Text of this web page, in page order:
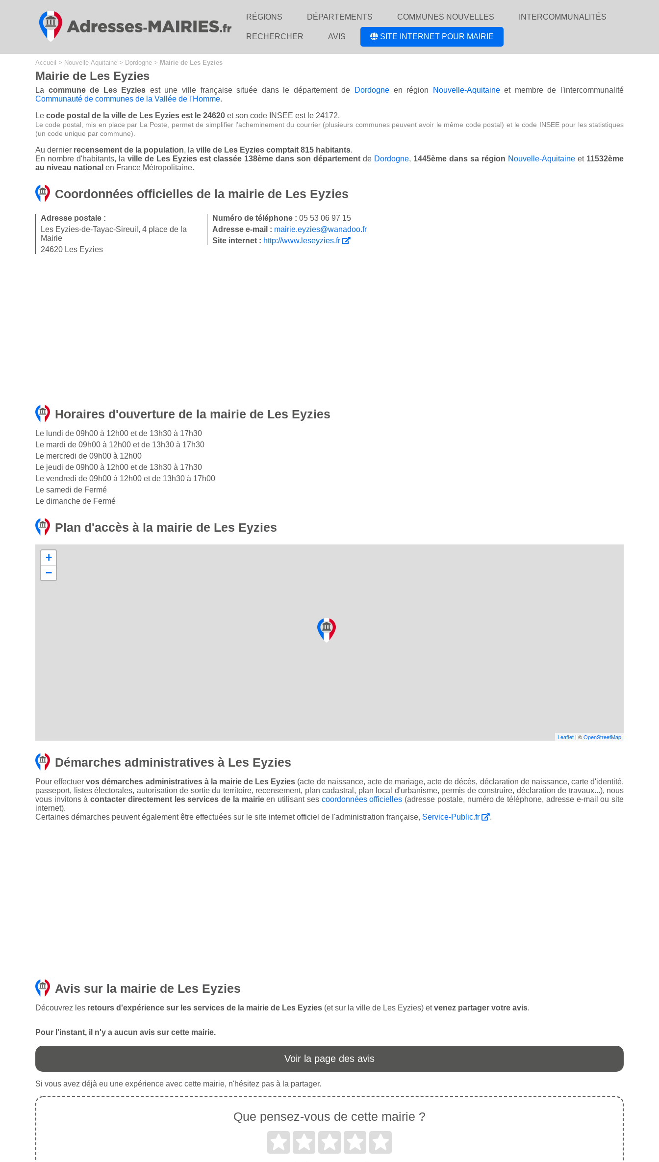
RÉGIONS DÉPARTEMENTS COMMUNES NOUVELLES INTERCOMMUNALITÉS
RECHERCHER AVIS SITE INTERNET POUR MAIRIE
Accueil > Nouvelle-Aquitaine > Dordogne > Mairie de Les Eyzies
Mairie de Les Eyzies
La commune de Les Eyzies est une ville française située dans le département de Dordogne en région Nouvelle-Aquitaineet membre de l'intercommunalité
Communauté de communes de la Vallée de l'Homme.
Le code postal de la ville de Les Eyzies est le 24620 et son code INSEE est le 24172.
Le code postal, mis en place par La Poste, permet de simplifier l'acheminement du courrier (plusieurs communes peuvent avoir le même code postal) et le code INSEE pour les statistiques
(un code unique par commune).
Au dernier recensement de la population, la ville de Les Eyzies comptait 815 habitants.
En nombre d'habitants, la ville de Les Eyzies est classée 138ème dans son département de Dordogne, 1445ème dans sa région Nouvelle-Aquitaine et 11532ème
au niveau national en France Métropolitaine.
Coordonnées officielles de la mairie de Les Eyzies
Adresse postale :
Les Eyzies-de-Tayac-Sireuil, 4 place de la
Mairie
24620 Les Eyzies
Numéro de téléphone : 05 53 06 97 15
Adresse e-mail : mairie.eyzies@wanadoo.fr
Site internet : http://www.leseyzies.fr
Horaires d'ouverture de la mairie de Les Eyzies
Le lundi de 09h00 à 12h00 et de 13h30 à 17h30
Le mardi de 09h00 à 12h00 et de 13h30 à 17h30
Le mercredi de 09h00 à 12h00
Le jeudi de 09h00 à 12h00 et de 13h30 à 17h30
Le vendredi de 09h00 à 12h00 et de 13h30 à 17h00
Le samedi de Fermé
Le dimanche de Fermé
Plan d'accès à la mairie de Les Eyzies
+
−
Leaflet | ©OpenStreetMap
Démarches administratives à Les Eyzies
Pour effectuervos démarches administratives à la mairie de Les Eyzies (acte de naissance, acte de mariage, acte de décès, déclaration de naissance, carte d'identité,
passeport, listes électorales, autorisation de sortie du territoire, recensement, plan cadastral, plan local d'urbanisme, permis de construire, déclaration de travaux...), nous
vous invitons àcontacter directement les services de la mairieen utilisant ses coordonnées officielles (adresse postale, numéro de téléphone, adresse e-mail ou site
internet).
Certaines démarches peuvent également être effectuées sur le site internet officiel de l'administration française, Service-Public.fr .
Avis sur la mairie de Les Eyzies
Découvrez les retours d'expérience sur les services de la mairie de Les Eyzies (et sur la ville de Les Eyzies) etvenez partager votre avis.
Pour l'instant, il n'y a aucun avis sur cette mairie.
Voir la page des avis
Si vous avez déjà eu une expérience avec cette mairie, n'hésitez pas à la partager.
Que pensez-vous de cette mairie ?